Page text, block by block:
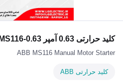
کلید حرارتی 0.63 آمپر ABB MS116-0.63
ABB MS116 Manual Motor Starter
کلید حرارتی ABB